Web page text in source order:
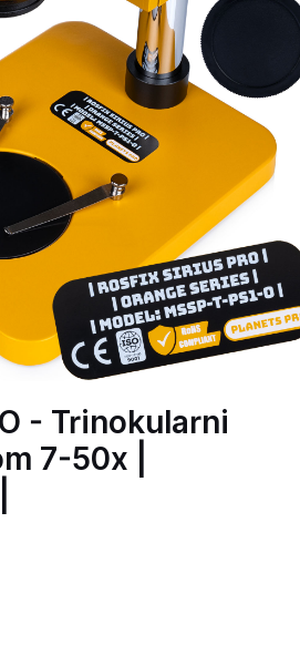
- Trinokularni
7-50x |